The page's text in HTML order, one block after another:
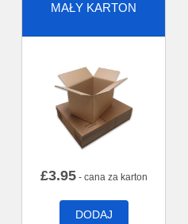
MAŁY KARTON
£3.95- cana za karton
DODAJ